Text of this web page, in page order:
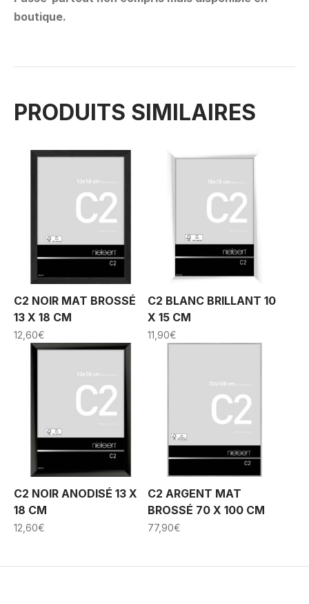
boutique.
PRODUITS SIMILAIRES
C2 NOIR MAT BROSSÉ
13 X 18 CM
12,60€
C2 BLANC BRILLANT 10
X 15 CM
11,90€
C2 NOIR ANODISÉ 13 X
18 CM
12,60€
C2 ARGENT MAT
BROSSÉ 70 X 100 CM
77,90€